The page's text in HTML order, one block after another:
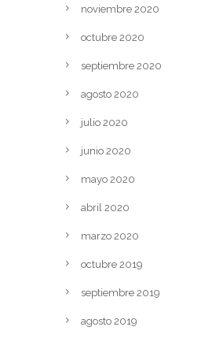
noviembre 2020
octubre 2020
septiembre 2020
agosto 2020
julio 2020
junio 2020
mayo 2020
abril 2020
marzo 2020
octubre 2019
septiembre 2019
agosto 2019